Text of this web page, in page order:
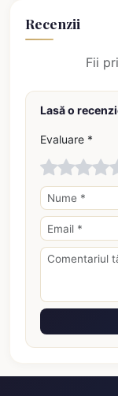
Recenzii
Fii
Lasă o
Evaluare *